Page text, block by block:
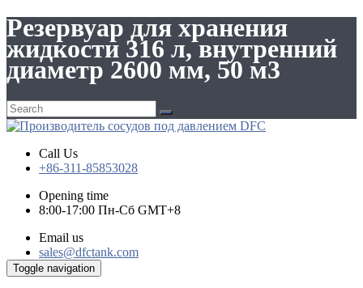
Резервуар для хранения
жидкости 316 л, внутренний
диаметр 2600 мм, 50 м3
Call Us
+86-311-85853028
Opening time
8:00-17:00 Пн-Сб GMT+8
Email us
sales@dfctank.com
Toggle navigation